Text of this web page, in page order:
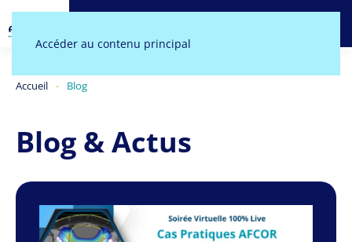
Accéder au contenu principal
Accueil Blog
Blog & Actus